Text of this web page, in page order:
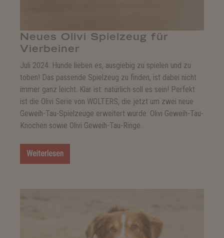
Neues Olivi Spielzeug für
Vierbeiner
Juli 2024: Hunde lieben es, ausgiebig zu spielen und zu
toben! Das passende Spielzeug zu finden, ist dabei nicht
immer ganz leicht. Klar ist: natürlich soll es sein! Perfekt
ist die Olivi Serie von WOLTERS, die jetzt um zwei neue
Geweih-Tau-Spielzeuge erweitert wurde: Olivi Geweih-Tau-
Knochen sowie Olivi Geweih-Tau-Ringe.
Weiterlesen